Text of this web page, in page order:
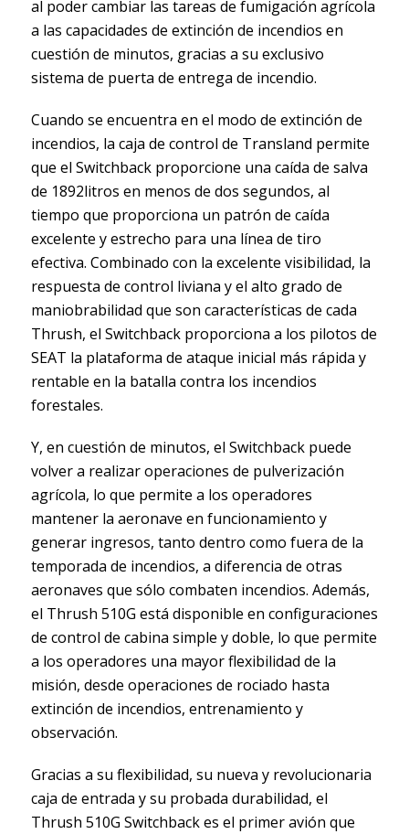
al poder cambiar las tareas de fumigación agrícola
a las capacidades de extinción de incendios en
cuestión de minutos, gracias a su exclusivo
sistema de puerta de entrega de incendio.
Cuando se encuentra en el modo de extinción de
incendios, la caja de control de Transland permite
que el Switchback proporcione una caída de salva
de 1892litros en menos de dos segundos, al
tiempo que proporciona un patrón de caída
excelente y estrecho para una línea de tiro
efectiva. Combinado con la excelente visibilidad, la
respuesta de control liviana y el alto grado de
maniobrabilidad que son características de cada
Thrush, el Switchback proporciona a los pilotos de
SEAT la plataforma de ataque inicial más rápida y
rentable en la batalla contra los incendios
forestales.
Y, en cuestión de minutos, el Switchback puede
volver a realizar operaciones de pulverización
agrícola, lo que permite a los operadores
mantener la aeronave en funcionamiento y
generar ingresos, tanto dentro como fuera de la
temporada de incendios, a diferencia de otras
aeronaves que sólo combaten incendios. Además,
el Thrush 510G está disponible en configuraciones
de control de cabina simple y doble, lo que permite
a los operadores una mayor flexibilidad de la
misión, desde operaciones de rociado hasta
extinción de incendios, entrenamiento y
observación.
Gracias a su flexibilidad, su nueva y revolucionaria
caja de entrada y su probada durabilidad, el
Thrush 510G Switchback es el primer avión que